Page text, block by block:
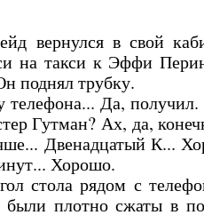
вернулся в свой
на такси к Эффи
поднял трубку.
Да, получил.
Гутман? Ах, да,
Двенадцатый К...
Хорошо.
стола рядом с
были плотно сжаты в